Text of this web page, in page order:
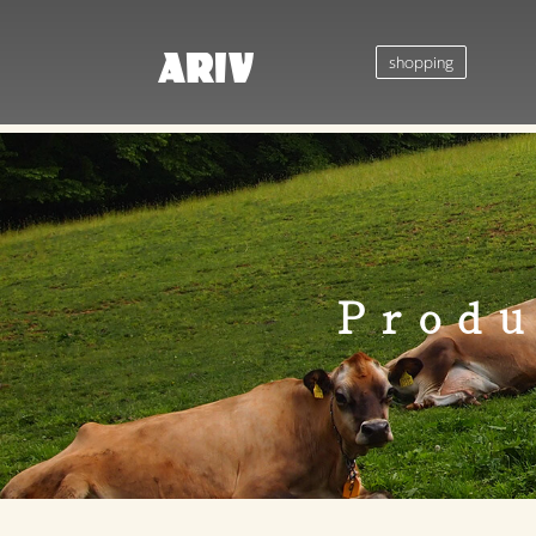
shopping